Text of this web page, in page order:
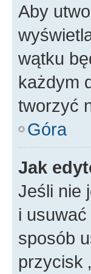
Aby
wątku
każdym
tworzyć
Góra
Jak
Jeśli nie
i
sposób
przycisk